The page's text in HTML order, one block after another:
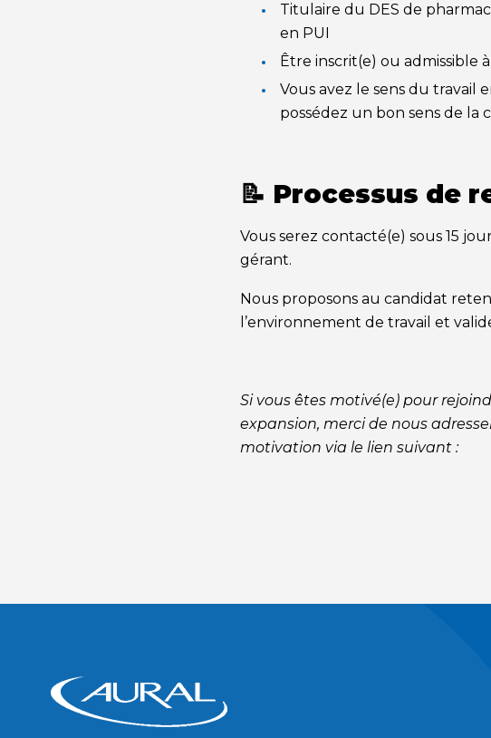
Titulaire du DES de
en PUI
Être inscrit(e) ou admissible
Vous avez le sens du travail
possédez un bon sens de la
📝 Processus de
Vous serez contacté(e) sous 15
gérant.
Nous proposons au candidat
l’environnement de travail et
Si vous êtes motivé(e) pour
expansion, merci de nous
motivation via le lien suivant :